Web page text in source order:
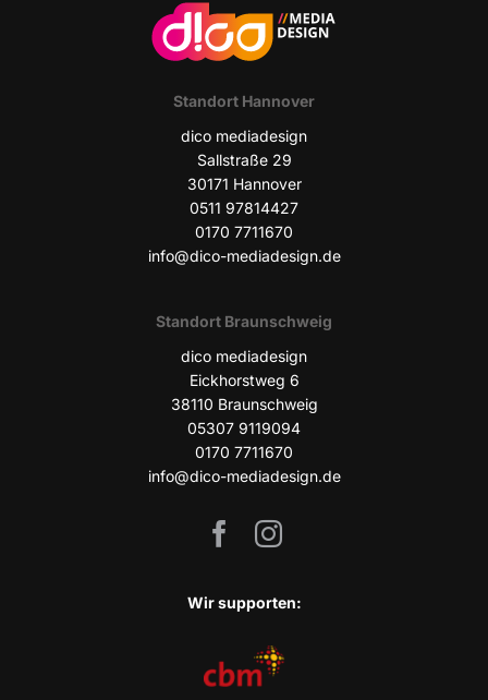
Stand­ort Hannover
dico media­de­sign
Sall­stra­ße 29
30171 Han­no­ver
0511 97814427
0170 7711670
info@dico-mediadesign.de
Stand­ort Braunschweig
dico media­de­sign
Eick­horst­weg 6
38110 Braun­schweig
05307 9119094
0170 7711670
info@dico-mediadesign.de
Wir sup­port­en: